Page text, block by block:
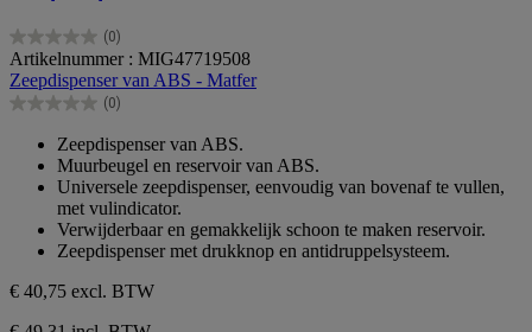
(0)
0.0
van
de
5
Artikelnummer : MIG47719508
Zeepdispenser van ABS - Matfer
(0)
0.0
sterren.
Zeepdispenser van ABS.
Muurbeugel en reservoir van ABS.
Universele zeepdispenser, eenvoudig van bovenaf te vullen,
met vulindicator.
Verwijderbaar en gemakkelijk schoon te maken reservoir.
Zeepdispenser met drukknop en antidruppelsysteem.
€ 40,75 excl. BTW